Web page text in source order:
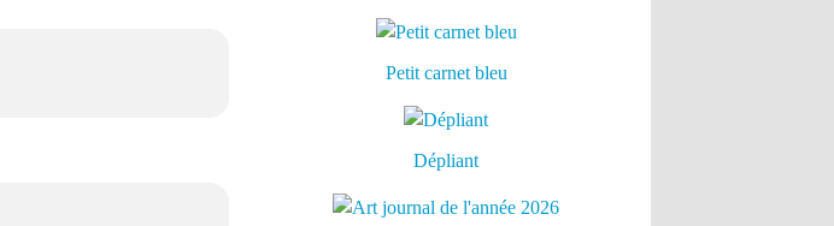
Petit carnet bleu
Dépliant